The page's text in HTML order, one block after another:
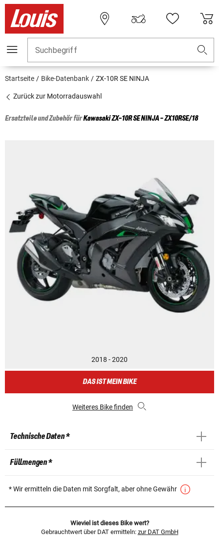
Suchbegriff
Startseite Bike-Datenbank ZX-10R SE NINJA
Zurück zur Motorradauswahl
Ersatzteile und Zubehör fürKawasakiZX-10R SE NINJA - ZX10RSE/18
2018 - 2020
DAS IST MEIN BIKE
Weiteres Bike finden
Technische Daten *
Füllmengen *
* Wir ermitteln die Daten mit Sorgfalt, aber ohne Gewähr
Wieviel ist dieses Bike wert?
Gebrauchtwert über DAT ermitteln: zur DAT GmbH